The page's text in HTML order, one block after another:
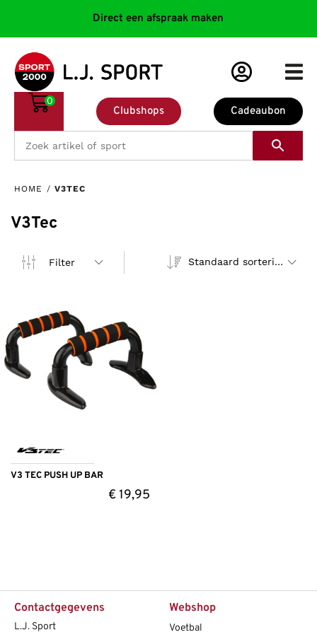
Direct een afspraak maken
Cadeaubon
Clubshops
0
HOME / V3TEC
V3Tec
Filter Standaard sortering
V3 TEC PUSH UP BAR
€19,95
Contactgegevens
L.J. Sport
Webshop
Voetbal